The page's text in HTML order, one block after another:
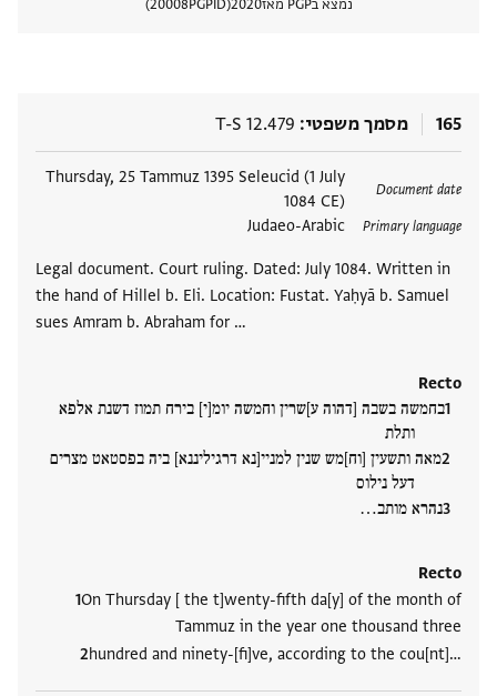
נמצא בPGP מאז 2020
PGPID
20008
165 מסמך משפטי T-S 12.479
Document date
Thursday, 25 Tammuz 1395 Seleucid (1 July
1084 CE)
Primary language
Judaeo-Arabic
Legal document. Court ruling. Dated: July 1084. Written in
the hand of Hillel b. Eli. Location: Fustat. Yaḥyā b. Samuel
sues Amram b. Abraham for …
Recto
בחמשה בשבה [דהוה ע]שרין וחמשה יומ[י] בירח תמוז דשנת אלפא
ותלת
מאה ותשעין [וח]מש שנין למניי[נא דרגיליננא] ביה בפסטאט מצרים
דעל נילוס
נהרא מותב‮…
Recto
On Thursday [ the t]wenty-fifth da[y] of the month of
Tammuz in the year one thousand three
hundred and ninety-[fi]ve, according to the cou[nt]‮…